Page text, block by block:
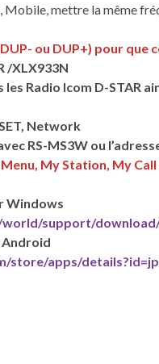
Mobile, mettre la même
ou DUP+) pour que
/XLX933N
Radio Icom D-STAR
Network
RS-MS3W ou
My Station, My Call
Windows
support/download/
Android
store/apps/